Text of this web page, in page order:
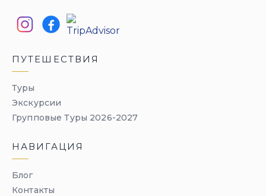
ПУТЕШЕСТВИЯ
Туры
Экскурсии
Групповые Туры 2026-2027
НАВИГАЦИЯ
Блог
Контакты